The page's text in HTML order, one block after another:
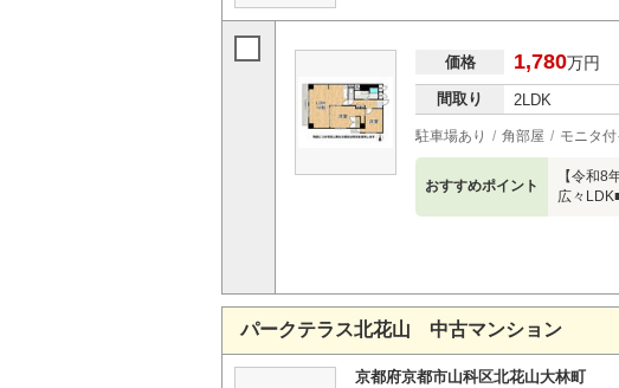
価格 1,780万円
間取り 2LDK
駐車場あり 角部屋 モニタ
おすすめポイント
【令和
広々
パークテラス北花山 中古マンション
京都府京都市山科区北花山大林町